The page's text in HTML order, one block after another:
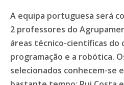
A equipa portuguesa será
2 professores do
áreas técnico-científicas do
programação e a robótica.
selecionados conhecem-se